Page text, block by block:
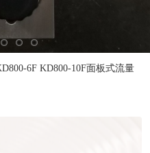
6F KD800-10F面板式流量